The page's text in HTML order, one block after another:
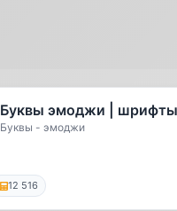
Буквы эмоджи | шрифты
Буквы - эмоджи
12 516